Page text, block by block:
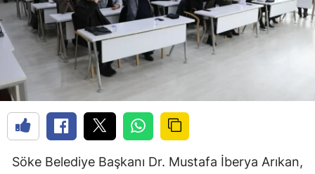
Söke Belediye Başkanı Dr. Mustafa İberya Arıkan,